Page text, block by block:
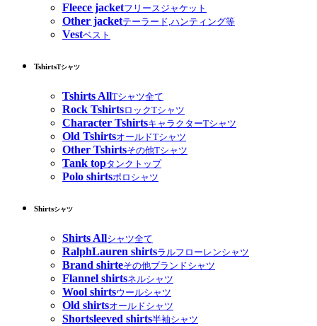
Fleece jacketフリースジャケット
Other jacketテーラード,ハンティング等
Vestベスト
TshirtsTシャツ
Tshirts AllTシャツ全て
Rock TshirtsロックTシャツ
Character TshirtsキャラクターTシャツ
Old TshirtsオールドTシャツ
Other Tshirtsその他Tシャツ
Tank topタンクトップ
Polo shirtsポロシャツ
Shirtsシャツ
Shirts Allシャツ全て
RalphLauren shirtsラルフローレンシャツ
Brand shirteその他ブランドシャツ
Flannel shirtsネルシャツ
Wool shirtsウールシャツ
Old shirtsオールドシャツ
Shortsleeved shirts半袖シャツ